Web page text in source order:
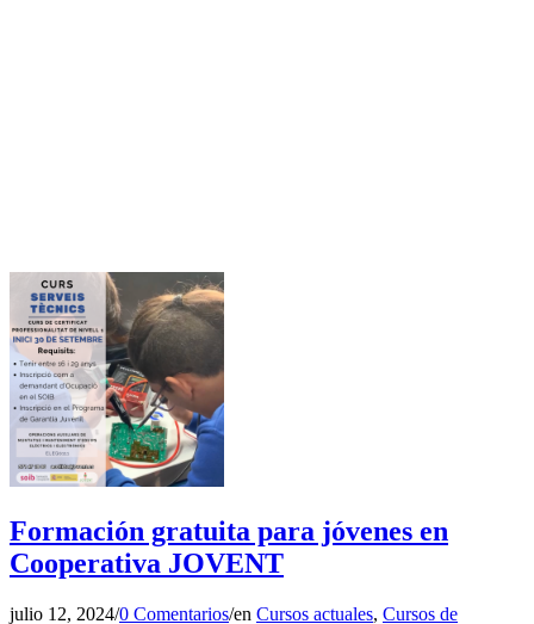
Formación gratuita para jóvenes en
Cooperativa JOVENT
julio 12, 2024/0 Comentarios/en Cursos actuales, Cursos de